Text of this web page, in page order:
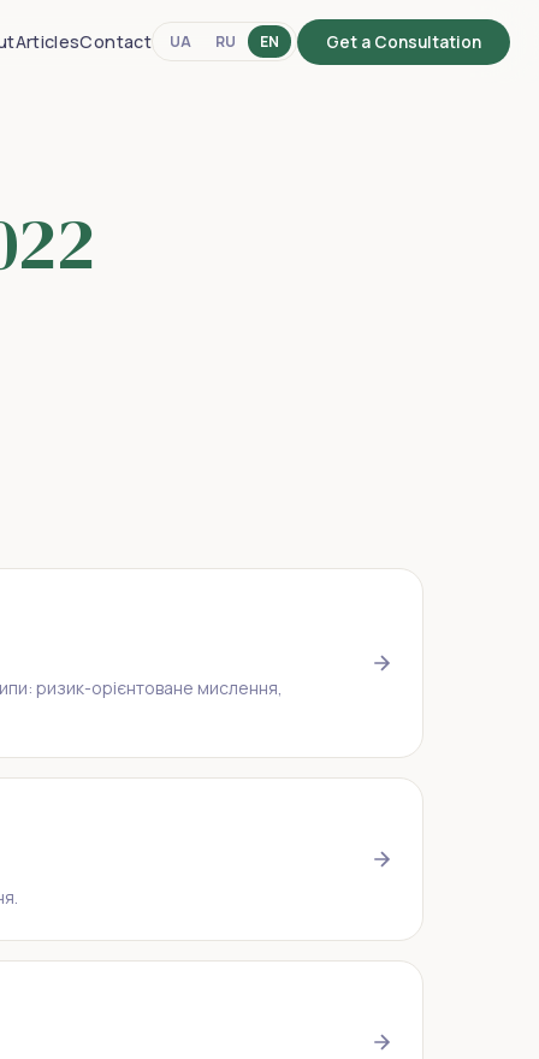
ArticlesContact UA RU EN Get a Consultation
ризик-орієнтоване мислення,